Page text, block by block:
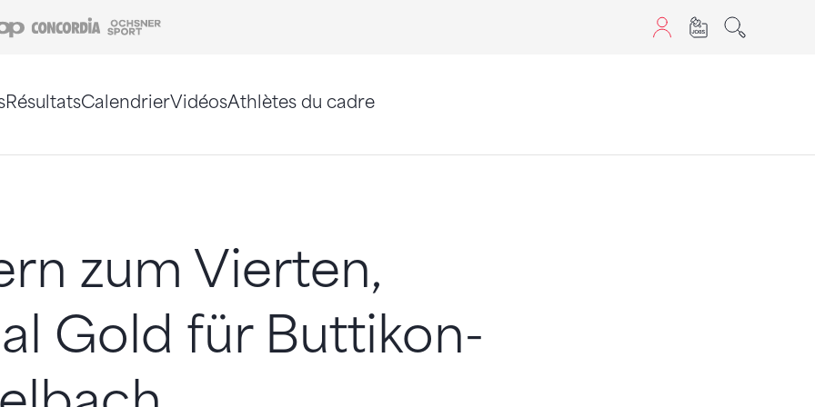
Coop Concordia
RésultatsCalendrierVidéosAthlètes du cadre
zum Vierten,
Gold für Buttikon-